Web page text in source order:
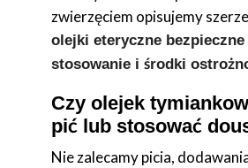
zwierzęciem opisujemy
olejki eteryczne bezpieczne
stosowanie i środki
Czy olejek
pić lub stosować
Nie zalecamy picia,